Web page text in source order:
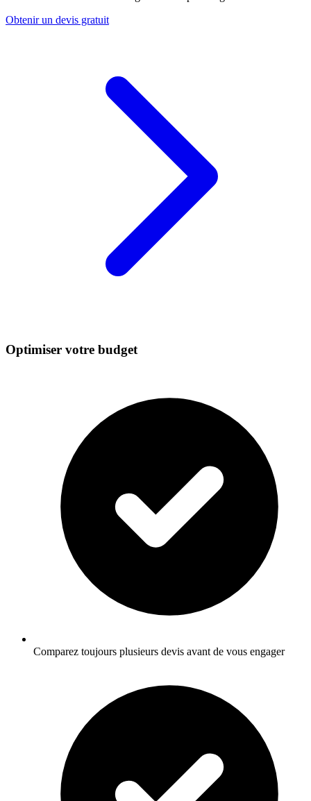
Obtenir un devis gratuit
Optimiser votre budget
Comparez toujours plusieurs devis avant de vous engager